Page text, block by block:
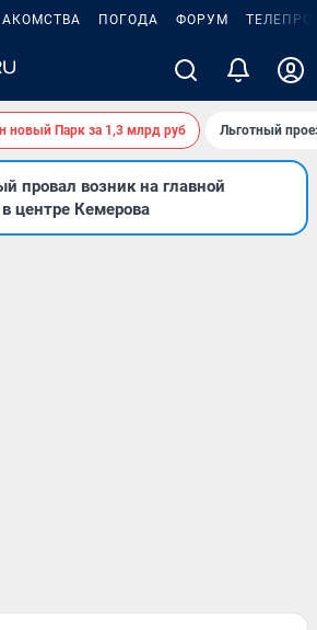
ПОГОДА ФОРУМ
новый Парк за 1,3 млрд руб Льготный
провал возник на главной
центре Кемерова